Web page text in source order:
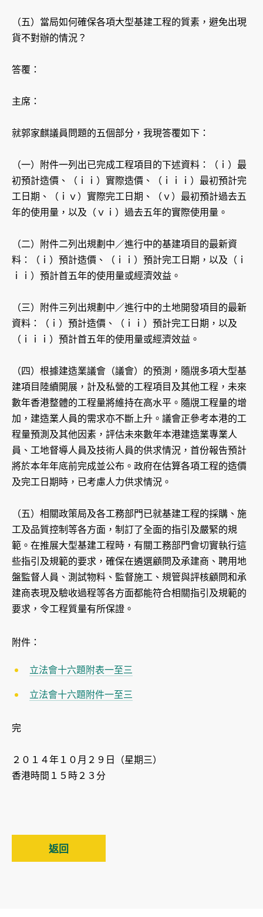
（五）當局如何確保各項大型基建工程的質素，避免出現
貨不對辦的情況？
答覆：
主席：
就郭家麒議員問題的五個部分，我現答覆如下：
（一）附件一列出已完成工程項目的下述資料：（ｉ）最
初預計造價、（ｉｉ）實際造價、（ｉｉｉ）最初預計完
工日期、（ｉｖ）實際完工日期、（ｖ）最初預計過去五
年的使用量，以及（ｖｉ）過去五年的實際使用量。
（二）附件二列出規劃中／進行中的基建項目的最新資
料：（ｉ）預計造價、（ｉｉ）預計完工日期，以及（ｉ
ｉｉ）預計首五年的使用量或經濟效益。
（三）附件三列出規劃中／進行中的土地開發項目的最新
資料：（ｉ）預計造價、（ｉｉ）預計完工日期，以及
（ｉｉｉ）預計首五年的使用量或經濟效益。
（四）根據建造業議會（議會）的預測，隨覑多項大型基
建項目陸續開展，計及私營的工程項目及其他工程，未來
數年香港整體的工程量將維持在高水平。隨覑工程量的增
加，建造業人員的需求亦不斷上升。議會正參考本港的工
程量預測及其他因素，評估未來數年本港建造業專業人
員、工地督導人員及技術人員的供求情況，首份報告預計
將於本年年底前完成並公布。政府在估算各項工程的造價
及完工日期時，已考慮人力供求情況。
（五）相關政策局及各工務部門已就基建工程的採購、施
工及品質控制等各方面，制訂了全面的指引及嚴緊的規
範。在推展大型基建工程時，有關工務部門會切實執行這
些指引及規範的要求，確保在遴選顧問及承建商、聘用地
盤監督人員、測試物料、監督施工、規管與評核顧問和承
建商表現及驗收過程等各方面都能符合相關指引及規範的
要求，令工程質量有所保證。
附件：
立法會十六題附表一至三
立法會十六題附件一至三
完
２０１４年１０月２９日（星期三）
香港時間１５時２３分
返回